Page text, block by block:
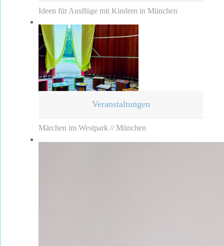
Ideen für Ausflüge mit Kindern in München
Veranstaltungen
Märchen im Westpark // München